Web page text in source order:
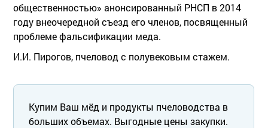
общественностью» анонсированный РНСП в 2014
году внеочередной съезд его членов, посвященный
проблеме фальсификации меда.
И.И. Пирогов, пчеловод с полувековым стажем.
Купим Ваш мёд и продукты пчеловодства в
больших объемах. Выгодные цены закупки.